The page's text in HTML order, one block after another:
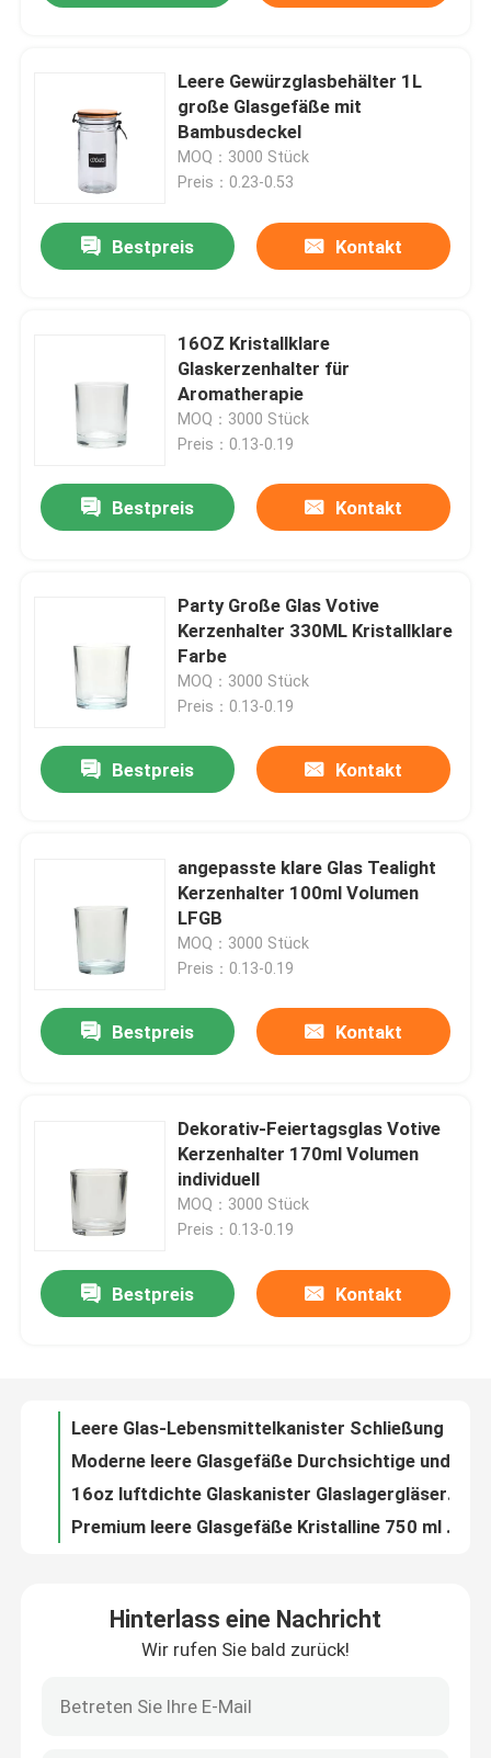
Produkte
Kontakt mit uns
Bitte um ein Angebot
Leere Glasgefäße
Leere Gewürzglasbehälter 1L
große Glasgefäße mit
Bambusdeckel
MOQ：3000 Stück
Preis：0.23-0.53
Bestpreis Kontakt
16OZ Kristallklare
Glaskerzenhalter für
Aromatherapie
MOQ：3000 Stück
Preis：0.13-0.19
Bestpreis Kontakt
Party Große Glas Votive
Kerzenhalter 330ML Kristallklare
Farbe
MOQ：3000 Stück
Preis：0.13-0.19
Bestpreis Kontakt
angepasste klare Glas Tealight
Kerzenhalter 100ml Volumen
LFGB
MOQ：3000 Stück
Preis：0.13-0.19
Bestpreis Kontakt
Dekorativ-Feiertagsglas Votive
Kerzenhalter 170ml Volumen
individuell
MOQ：3000 Stück
Preis：0.13-0.19
Bestpreis Kontakt
Leere Glas-Lebensmittelkanister Schließung Luftsperre klare Glaskanister
Vielseitige leere Glasgefäße 1550ml Große Glaslagergläser mit Clip-Deckel
Bohnen 450 ml klare leere Glasgefäße mit schwarzen Clip-Deckeln Silikonverschlüsse
Hinterlass eine Nachricht
Wir rufen Sie bald zurück!